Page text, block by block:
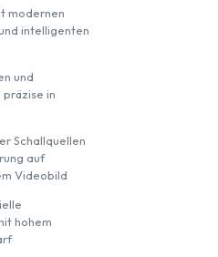
modernen
intelligenten
und
in
Schallquellen
auf
Videobild
hohem